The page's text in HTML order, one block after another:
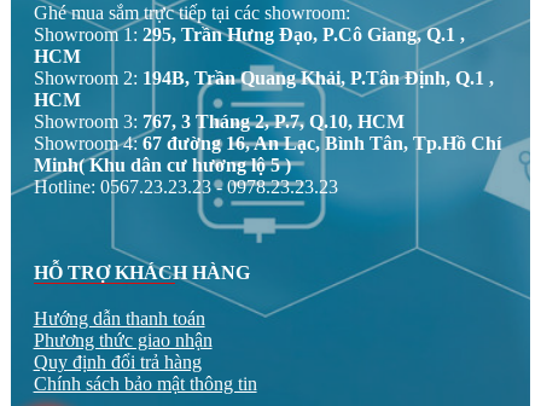
Ghé mua sắm trực tiếp tại các showroom:
Showroom 1: 295, Trần Hưng Đạo, P.Cô Giang, Q.1 ,
HCM
Showroom 2: 194B, Trần Quang Khải, P.Tân Định, Q.1 ,
HCM
Showroom 3: 767, 3 Tháng 2, P.7, Q.10, HCM
Showroom 4:67 đường 16, An Lạc, Bình Tân, Tp.Hồ Chí
Minh( Khu dân cư hương lộ 5 )
Hotline: 0567.23.23.23 - 0978.23.23.23
HỖ TRỢ KHÁCH HÀNG
Hướng dẫn thanh toán
Phương thức giao nhận
Quy định đổi trả hàng
Chính sách bảo mật thông tin